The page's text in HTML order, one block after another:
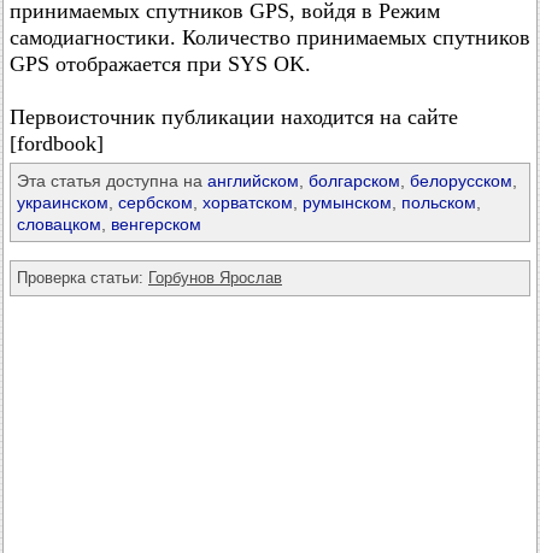
принимаемых спутников GPS, войдя в Режим
самодиагностики. Количество принимаемых спутников
GPS отображается при SYS OK.
Первоисточник публикации находится на сайте
[fordbook]
Эта статья доступна на английском, болгарском, белорусском,
украинском, сербском, хорватском, румынском, польском,
словацком, венгерском
Проверка статьи: Горбунов Ярослав